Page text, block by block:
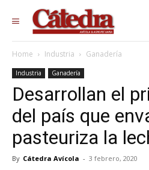
Home Industria Ganadería
Industria Ganadería
Desarrollan el
del país que
pasteuriza la
By Cátedra Avícola - 3 febrero, 2020